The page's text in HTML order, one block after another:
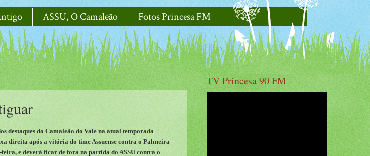
ASSU, O Camaleão Fotos Princesa FM
destaques do Camaleão do Vale na atual temporada
direita após a vitória do time Assuense contra o Palmeira
e deverá ficar de fora na partida do ASSU contra o
TV Princesa 90 FM